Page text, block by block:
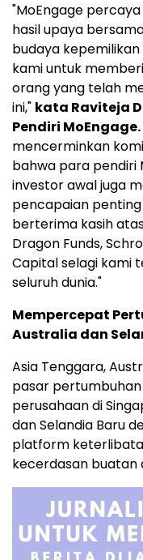
"MoEngage
hasil upaya
budaya
kami untuk
orang yang telah
ini," kata Raviteja
Pendiri MoEngage.
mencerminkan
bahwa para pendiri
investor awal juga
pencapaian
berterima kasih
Dragon Funds,
Capital selagi kami
seluruh dunia."
Mempercepat
Australia dan
Asia Tenggara,
pasar
perusahaan di
danSelandia Baru
platform
kecerdasan buatan